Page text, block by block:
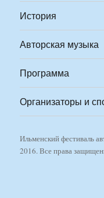
История
Авторская музыка
Программа
Организаторы и
Ильменский фестиваль
2016. Все права